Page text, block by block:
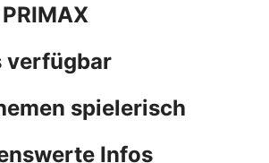
verfügbar
spielerisch
Infos